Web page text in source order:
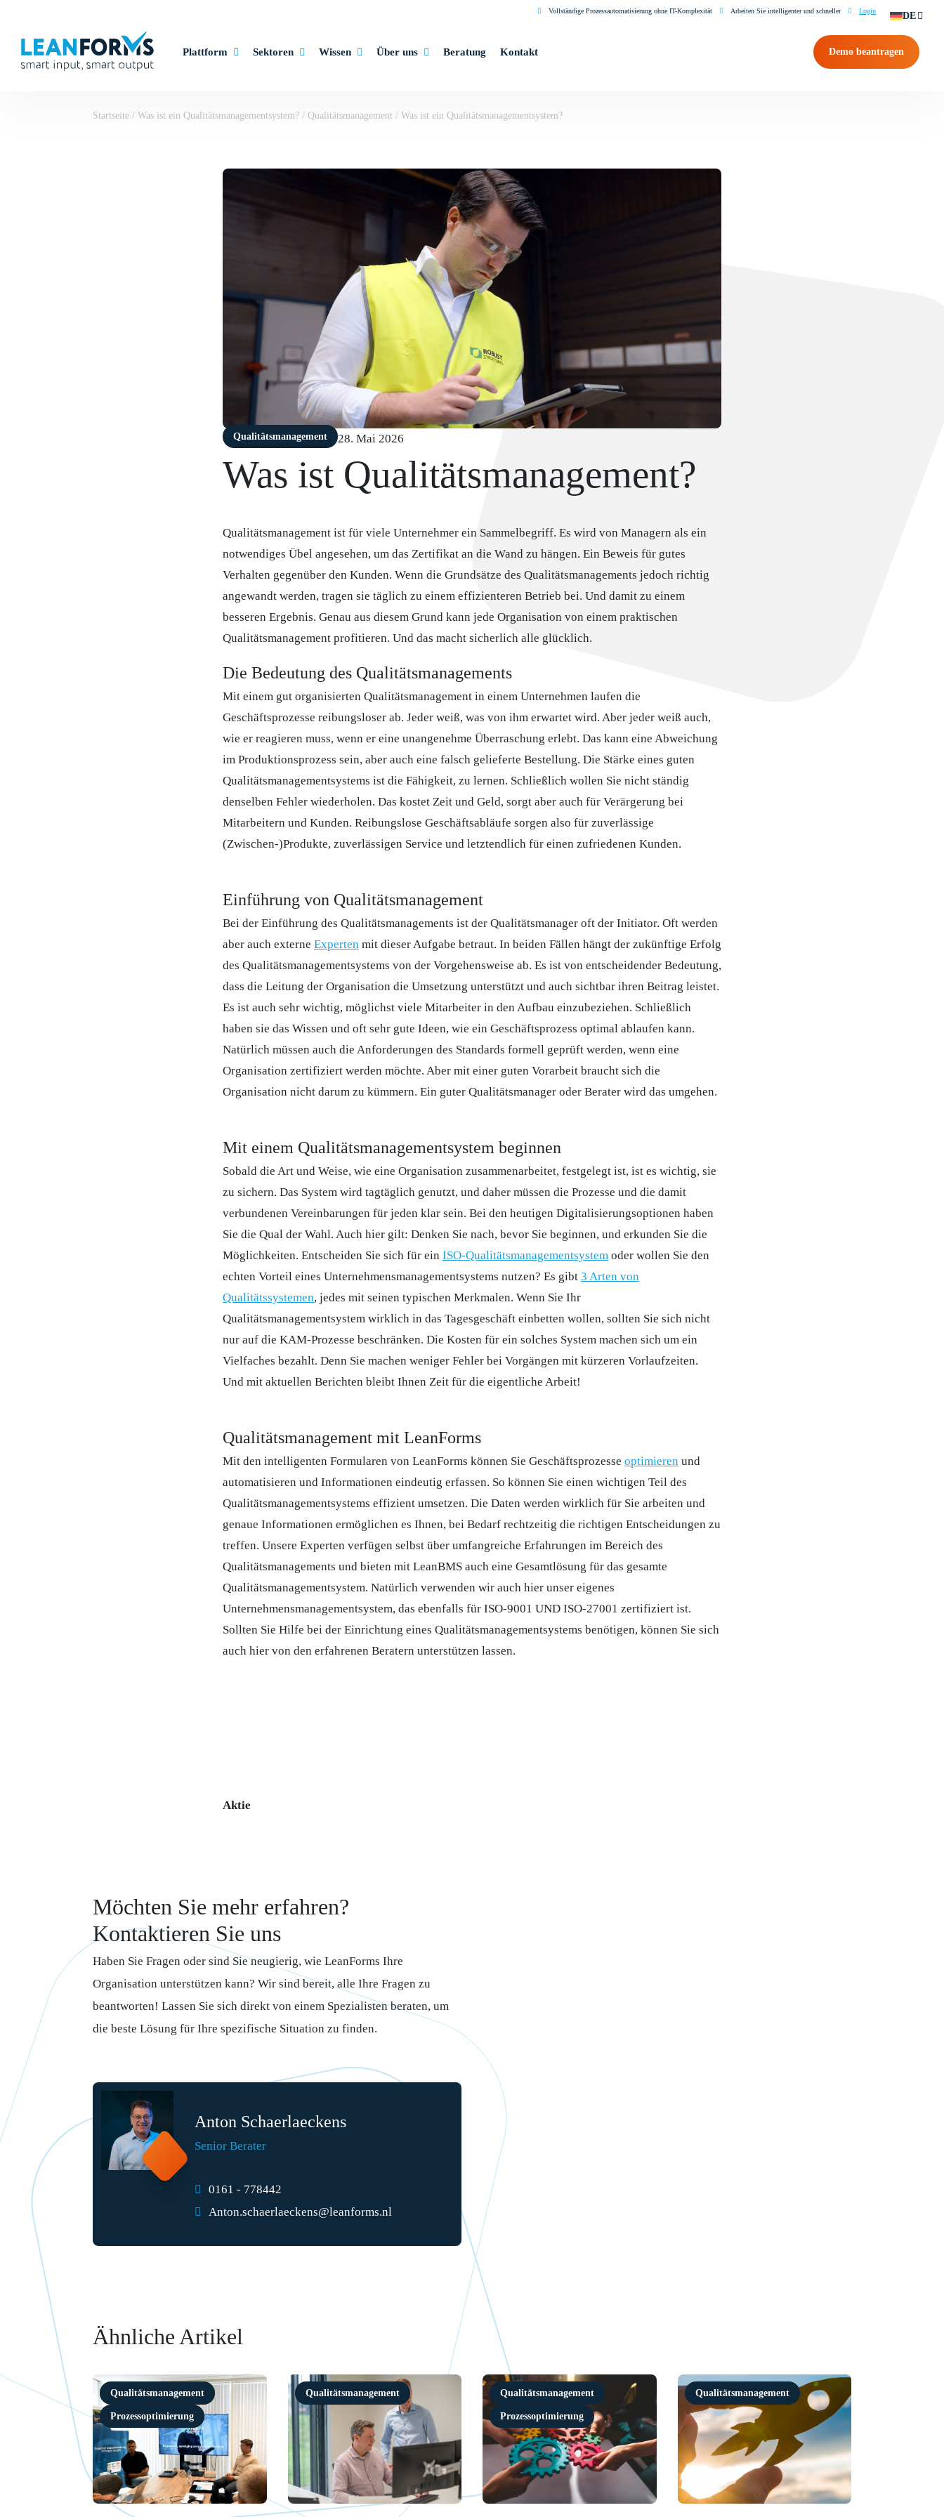
Vollständige Prozessautomatisierung ohne IT-Komplexität Arbeiten Sie intelligenter und schneller Login DE
Plattform Sektoren Wissen Über uns Beratung Kontakt Demo beantragen
Startseite / Was ist ein Qualitätsmanagementsystem? / Qualitätsmanagement / Was ist ein Qualitätsmanagementsystem?
Qualitätsmanagement 28. Mai 2026
Was ist Qualitätsmanagement?
Qualitätsmanagement ist für viele Unternehmer ein Sammelbegriff. Es wird von Managern als ein
notwendiges Übel angesehen, um das Zertifikat an die Wand zu hängen. Ein Beweis für gutes
Verhalten gegenüber den Kunden. Wenn die Grundsätze des Qualitätsmanagements jedoch richtig
angewandt werden, tragen sie täglich zu einem effizienteren Betrieb bei. Und damit zu einem
besseren Ergebnis. Genau aus diesem Grund kann jede Organisation von einem praktischen
Qualitätsmanagement profitieren. Und das macht sicherlich alle glücklich.
Die Bedeutung des Qualitätsmanagements
Mit einem gut organisierten Qualitätsmanagement in einem Unternehmen laufen die
Geschäftsprozesse reibungsloser ab. Jeder weiß, was von ihm erwartet wird. Aber jeder weiß auch,
wie er reagieren muss, wenn er eine unangenehme Überraschung erlebt. Das kann eine Abweichung
im Produktionsprozess sein, aber auch eine falsch gelieferte Bestellung. Die Stärke eines guten
Qualitätsmanagementsystems ist die Fähigkeit, zu lernen. Schließlich wollen Sie nicht ständig
denselben Fehler wiederholen. Das kostet Zeit und Geld, sorgt aber auch für Verärgerung bei
Mitarbeitern und Kunden. Reibungslose Geschäftsabläufe sorgen also für zuverlässige
(Zwischen-)Produkte, zuverlässigen Service und letztendlich für einen zufriedenen Kunden.
Einführung von Qualitätsmanagement
Bei der Einführung des Qualitätsmanagements ist der Qualitätsmanager oft der Initiator. Oft werden
aber auch externe Experten mit dieser Aufgabe betraut. In beiden Fällen hängt der zukünftige Erfolg
des Qualitätsmanagementsystems von der Vorgehensweise ab. Es ist von entscheidender Bedeutung,
dass die Leitung der Organisation die Umsetzung unterstützt und auch sichtbar ihren Beitrag leistet.
Es ist auch sehr wichtig, möglichst viele Mitarbeiter in den Aufbau einzubeziehen. Schließlich
haben sie das Wissen und oft sehr gute Ideen, wie ein Geschäftsprozess optimal ablaufen kann.
Natürlich müssen auch die Anforderungen des Standards formell geprüft werden, wenn eine
Organisation zertifiziert werden möchte. Aber mit einer guten Vorarbeit braucht sich die
Organisation nicht darum zu kümmern. Ein guter Qualitätsmanager oder Berater wird das umgehen.
Mit einem Qualitätsmanagementsystem beginnen
Sobald die Art und Weise, wie eine Organisation zusammenarbeitet, festgelegt ist, ist es wichtig, sie
zu sichern. Das System wird tagtäglich genutzt, und daher müssen die Prozesse und die damit
verbundenen Vereinbarungen für jeden klar sein. Bei den heutigen Digitalisierungsoptionen haben
Sie die Qual der Wahl. Auch hier gilt: Denken Sie nach, bevor Sie beginnen, und erkunden Sie die
Möglichkeiten. Entscheiden Sie sich für ein ISO-Qualitätsmanagementsystem oder wollen Sie den
echten Vorteil eines Unternehmensmanagementsystems nutzen? Es gibt 3 Arten von
Qualitätssystemen, jedes mit seinen typischen Merkmalen. Wenn Sie Ihr
Qualitätsmanagementsystem wirklich in das Tagesgeschäft einbetten wollen, sollten Sie sich nicht
nur auf die KAM-Prozesse beschränken. Die Kosten für ein solches System machen sich um ein
Vielfaches bezahlt. Denn Sie machen weniger Fehler bei Vorgängen mit kürzeren Vorlaufzeiten.
Und mit aktuellen Berichten bleibt Ihnen Zeit für die eigentliche Arbeit!
Qualitätsmanagement mit LeanForms
Mit den intelligenten Formularen von LeanForms können Sie Geschäftsprozesse optimieren und
automatisieren und Informationen eindeutig erfassen. So können Sie einen wichtigen Teil des
Qualitätsmanagementsystems effizient umsetzen. Die Daten werden wirklich für Sie arbeiten und
genaue Informationen ermöglichen es Ihnen, bei Bedarf rechtzeitig die richtigen Entscheidungen zu
treffen. Unsere Experten verfügen selbst über umfangreiche Erfahrungen im Bereich des
Qualitätsmanagements und bieten mit LeanBMS auch eine Gesamtlösung für das gesamte
Qualitätsmanagementsystem. Natürlich verwenden wir auch hier unser eigenes
Unternehmensmanagementsystem, das ebenfalls für ISO-9001 UND ISO-27001 zertifiziert ist.
Sollten Sie Hilfe bei der Einrichtung eines Qualitätsmanagementsystems benötigen, können Sie sich
auch hier von den erfahrenen Beratern unterstützen lassen.
Aktie
Möchten Sie mehr erfahren?
Kontaktieren Sie uns
Haben Sie Fragen oder sind Sie neugierig, wie LeanForms Ihre
Organisation unterstützen kann? Wir sind bereit, alle Ihre Fragen zu
beantworten! Lassen Sie sich direkt von einem Spezialisten beraten, um
die beste Lösung für Ihre spezifische Situation zu finden.
Anton Schaerlaeckens
Senior Berater
0161 - 778442
Anton.schaerlaeckens@leanforms.nl
Ähnliche Artikel
Qualitätsmanagement
Prozessoptimierung
Qualitätsmanagement Qualitätsmanagement
Prozessoptimierung
Qualitätsmanagement